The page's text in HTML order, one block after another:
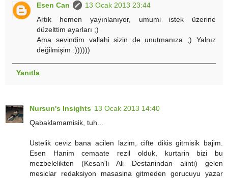
Esen Can
13 Ocak 2013 23:44
Artık hemen yayınlanıyor, umumi istek üzerine
düzelttim ayarları ;)
Ama sevindim vallahi sizin de unutmanıza ;) Yalnız
değilmişim :))))))
Yanıtla
Nursun's Insights 13 Ocak 2013 14:40
Qabaklamamisik, tuh...
Ustelik ceviz bana acilen lazim, cifte dikis gitmisik bajim.
Esen Hanim cemaate rezil olduk, kurtarin bizi bu
mezbelelikten (Kesan'li Ali Destanindan alinti) gelen
mesiclar redaksiyon masasina gitmeden gorucuyu yazar